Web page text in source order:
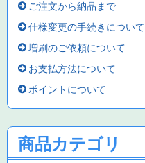
ご注文から納品まで
仕様変更の手続きについて
増刷のご依頼について
お支払方法について
ポイントについて
商品カテゴリ